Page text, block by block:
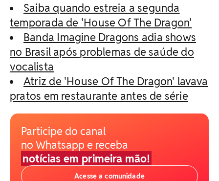
Saiba quando estreia a segunda
temporada de 'House Of The Dragon'
Banda Imagine Dragons adia shows
no Brasil após problemas de saúde do
vocalista
Atriz de 'House Of The Dragon' lavava
pratos em restaurante antes de série
Participe do canal
no Whatsapp e receba
notícias em primeira mão!
Acesse a comunidade